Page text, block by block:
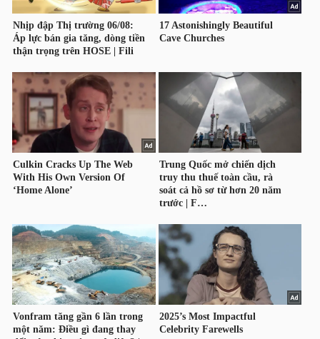
KINH
THẾ
GIỚI
DƯƠNG
TÀI
CHÍNH